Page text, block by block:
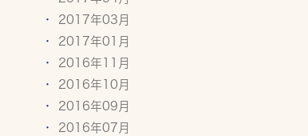
2017年03月
2017年01月
2016年11月
2016年10月
2016年09月
2016年07月